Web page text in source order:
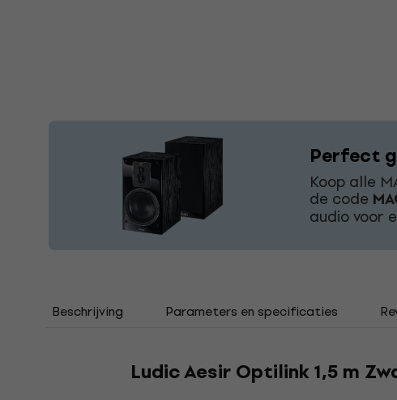
Perfect
Koop alle
de code
audio voor
Beschrijving Parameters en specificaties
Ludic Aesir Optilink 1,5 m